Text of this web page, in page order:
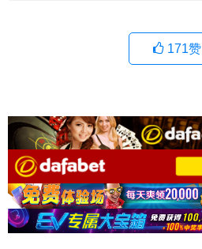
171赞